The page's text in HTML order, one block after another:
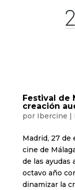
Festival de
creación
por Ibercine |
Madrid, 27 de
cine de
de las ayudas
octavo año
dinamizar la